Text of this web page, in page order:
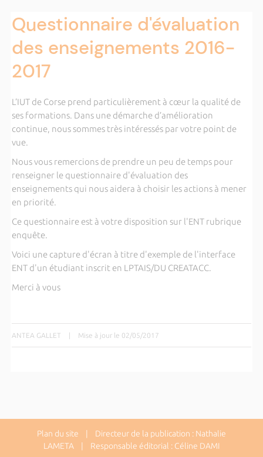
Questionnaire d'évaluation
des enseignements 2016-
2017
L’IUT de Corse prend particulièrement à cœur la qualité de
ses formations. Dans une démarche d’amélioration
continue, nous sommes très intéressés par votre point de
vue.
Nous vous remercions de prendre un peu de temps pour
renseigner le questionnaire d'évaluation des
enseignements qui nous aidera à choisir les actions à mener
en priorité.
Ce questionnaire est à votre disposition sur l'ENT rubrique
enquête.
Voici une capture d'écran à titre d'exemple de l'interface
ENT d'un étudiant inscrit en LPTAIS/DU CREATACC.
Merci à vous
ANTEA GALLET | Mise à jour le 02/05/2017
Plan du site | Directeur de la publication : Nathalie
LAMETA | Responsable éditorial : Céline DAMI